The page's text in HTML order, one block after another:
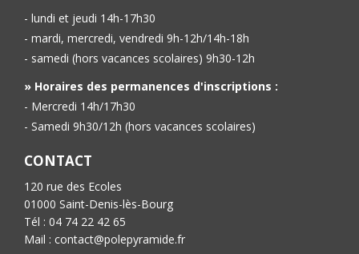
- lundi et jeudi 14h-17h30
- mardi, mercredi, vendredi 9h-12h/14h-18h
- samedi (hors vacances scolaires) 9h30-12h
» Horaires des permanences d'inscriptions :
- Mercredi 14h/17h30
- Samedi 9h30/12h (hors vacances scolaires)
CONTACT
120 rue des Ecoles
01000 Saint-Denis-lès-Bourg
Tél : 04 74 22 42 65
Mail : contact@polepyramide.fr